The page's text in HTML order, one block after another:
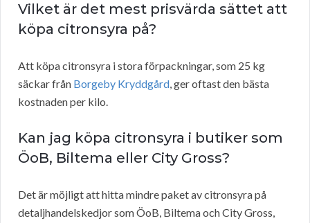
Vilket är det mest prisvärda sättet att
köpa citronsyra på?
Att köpa citronsyra i stora förpackningar, som 25 kg
säckar från Borgeby Kryddgård, ger oftast den bästa
kostnaden per kilo.
Kan jag köpa citronsyra i butiker som
ÖoB, Biltema eller City Gross?
Det är möjligt att hitta mindre paket av citronsyra på
detaljhandelskedjor som ÖoB, Biltema och City Gross,